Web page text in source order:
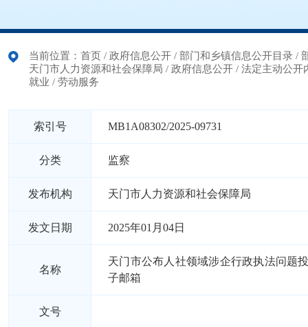
当前位置： 首页 / 政府信息公开 / 部门和乡镇信息公开目录 /
天门市人力资源和社会保障局 / 政府信息公开 / 法定主动公开
就业 / 劳动服务
索引号 MB1A08302/2025-09731
分类 监察
发布机构 天门市人力资源和社会保障局
发文日期 2025年01月04日
名称
天门市公布人社领域涉企行政执法问题
子邮箱
文号